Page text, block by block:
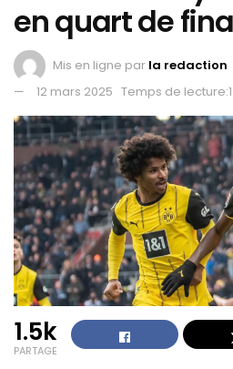
en quart de
Mis en ligne par la redaction
12 mars 2025 Temps de
1.5k
PARTAGE